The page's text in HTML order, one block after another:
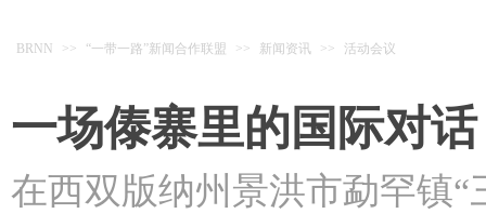
BRNN >> “一带一路”新闻合作联盟 >> 新闻资讯 >> 活动会议
一场傣寨里的国际对话
在西双版纳州景洪市勐罕镇